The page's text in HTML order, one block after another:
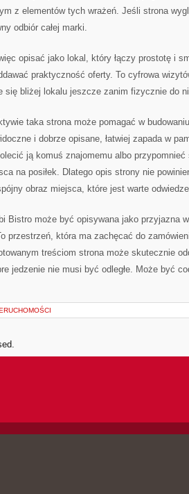
z elementów tych wrażeń. Jeśli strona
odbiór całej marki.
opisać jako lokal, który łączy prostotę i
praktyczność oferty. To cyfrowa
się bliżej lokalu jeszcze zanim fizycznie do
taka strona może pomagać w
i dobrze opisane, łatwiej zapada w
ją komuś znajomemu albo przypomnieć
na posiłek. Dlatego opis strony nie
obraz miejsca, które jest warte
Bistro może być opisywana jako przyjazna
przestrzeń, która ma zachęcać do
treściom strona może skutecznie
jedzenie nie musi być odległe. Może być